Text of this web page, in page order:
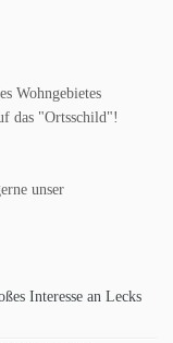
Wohngebietes
das "Ortsschild"!
unser
Interesse an Lecks